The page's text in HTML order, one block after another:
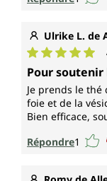
Ulrike L. de
Note moyenne
Pour soutenir
Je prends le
foie et de la
Bien efficace,
Répondre1